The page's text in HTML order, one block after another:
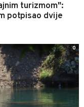
turizmom":
potpisao dvije
0